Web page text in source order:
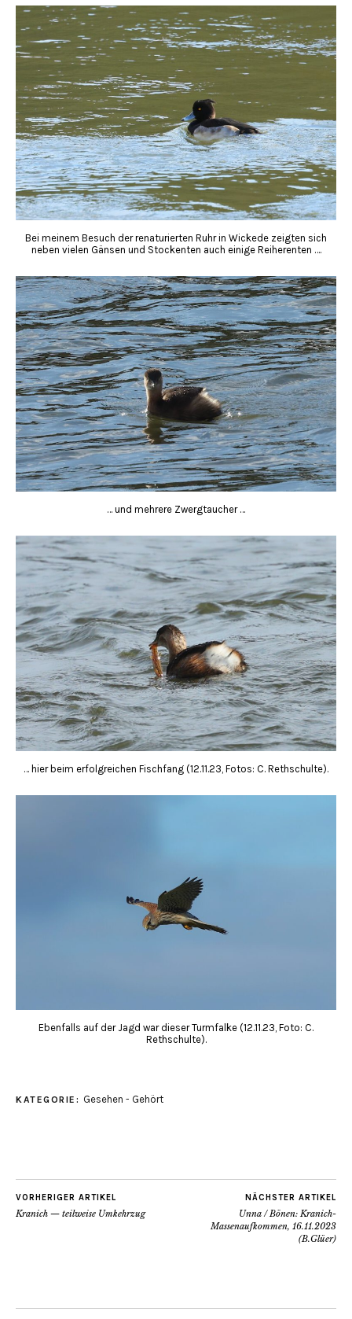
Bei meinem Besuch der renaturierten Ruhr in Wickede zeigten sich
neben vielen Gänsen und Stockenten auch einige Reiherenten ….
… und mehrere Zwergtaucher …
… hier beim erfolgreichen Fischfang (12.11.23, Fotos: C. Rethschulte).
Ebenfalls auf der Jagd war dieser Turmfalke (12.11.23, Foto: C.
Rethschulte).
KATEGORIE: Gesehen - Gehört
VORHERIGER ARTIKEL
Kranich — teilweise Umkehrzug
NÄCHSTER ARTIKEL
Unna / Bönen: Kranich-
Massenaufkommen, 16.11.2023
(B.Glüer)